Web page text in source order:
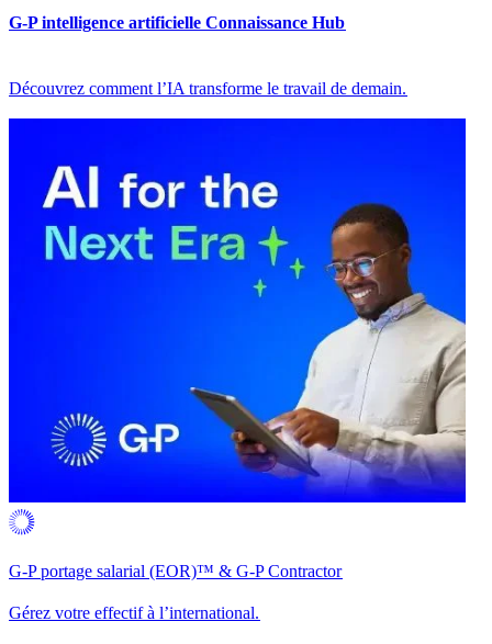
G-P intelligence artificielle Connaissance Hub​​
Découvrez comment l’IA transforme le travail de demain.​​
G-P portage salarial (EOR)™ & G-P Contractor​​
Gérez votre effectif à l’international.​​